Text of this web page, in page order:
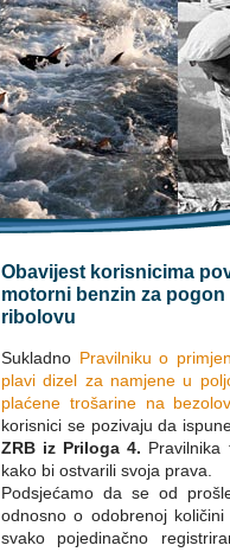
Obavijest korisnicima
motorni benzin za
ribolovu
Sukladno Pravilniku o
plavi dizel za namjene u
plaćene trošarine na
korisnici se pozivaju da
ZRB iz Priloga 4.
kako bi ostvarili svoja prava.
Podsjećamo da se od
odnosno o odobrenoj
svako pojedinačno